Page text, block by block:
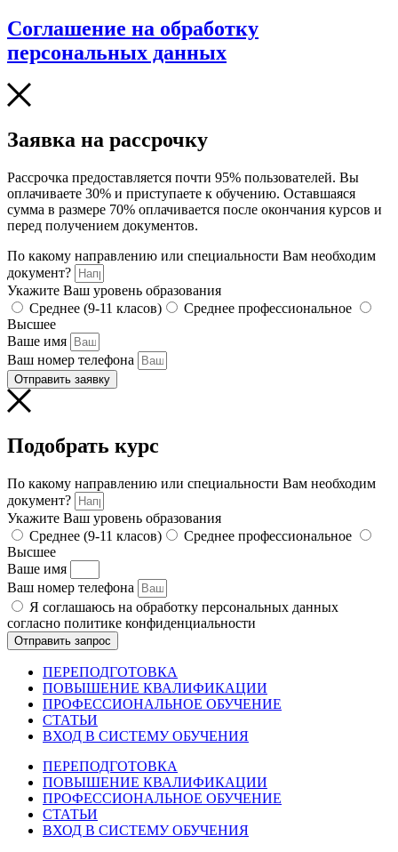
Соглашение на обработку
персональных данных
Заявка на рассрочку
Рассрочка предоставляется почти 95% пользователей. Вы
оплачиваете 30% и приступаете к обучению. Оставшаяся
сумма в размере 70% оплачивается после окончания курсов и
перед получением документов.
По какому направлению или специальности Вам необходим
документ?
Укажите Ваш уровень образования
Среднее (9-11 класов)
Среднее профессиональное
Высшее
Ваше имя
Ваш номер телефона
Отправить заявку
Подобрать курс
По какому направлению или специальности Вам необходим
документ?
Укажите Ваш уровень образования
Среднее (9-11 класов)
Среднее профессиональное
Высшее
Ваше имя
Ваш номер телефона
Я соглашаюсь на обработку персональных данных
согласно политике конфиденциальности
Отправить запрос
ПЕРЕПОДГОТОВКА
ПОВЫШЕНИЕ КВАЛИФИКАЦИИ
ПРОФЕССИОНАЛЬНОЕ ОБУЧЕНИЕ
СТАТЬИ
ВХОД В СИСТЕМУ ОБУЧЕНИЯ
ПЕРЕПОДГОТОВКА
ПОВЫШЕНИЕ КВАЛИФИКАЦИИ
ПРОФЕССИОНАЛЬНОЕ ОБУЧЕНИЕ
СТАТЬИ
ВХОД В СИСТЕМУ ОБУЧЕНИЯ